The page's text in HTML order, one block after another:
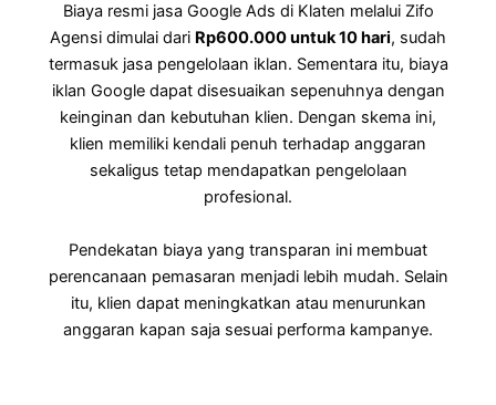
Biaya resmi jasa Google Ads di Klaten melalui Zifo
Agensi dimulai dari Rp600.000 untuk 10 hari, sudah
termasuk jasa pengelolaan iklan. Sementara itu, biaya
iklan Google dapat disesuaikan sepenuhnya dengan
keinginan dan kebutuhan klien. Dengan skema ini,
klien memiliki kendali penuh terhadap anggaran
sekaligus tetap mendapatkan pengelolaan
profesional.
Pendekatan biaya yang transparan ini membuat
perencanaan pemasaran menjadi lebih mudah. Selain
itu, klien dapat meningkatkan atau menurunkan
anggaran kapan saja sesuai performa kampanye.